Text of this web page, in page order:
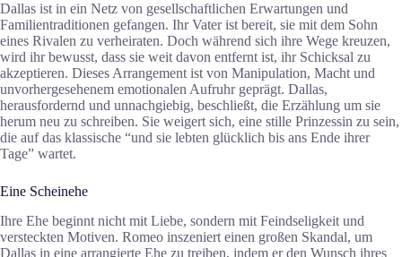
Dallas ist in ein Netz von gesellschaftlichen Erwartungen und
Familientraditionen gefangen. Ihr Vater ist bereit, sie mit dem Sohn
eines Rivalen zu verheiraten. Doch während sich ihre Wege kreuzen,
wird ihr bewusst, dass sie weit davon entfernt ist, ihr Schicksal zu
akzeptieren. Dieses Arrangement ist von Manipulation, Macht und
unvorhergesehenem emotionalen Aufruhr geprägt. Dallas,
herausfordernd und unnachgiebig, beschließt, die Erzählung um sie
herum neu zu schreiben. Sie weigert sich, eine stille Prinzessin zu sein,
die auf das klassische “und sie lebten glücklich bis ans Ende ihrer
Tage” wartet.
Eine Scheinehe
Ihre Ehe beginnt nicht mit Liebe, sondern mit Feindseligkeit und
versteckten Motiven. Romeo inszeniert einen großen Skandal, um
Dallas in eine arrangierte Ehe zu treiben, indem er den Wunsch ihres